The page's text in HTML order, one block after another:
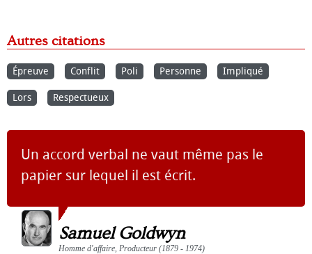
Autres citations
Épreuve Conflit Poli Personne Impliqué
Lors Respectueux
Un accord verbal ne vaut même pas le
papier sur lequel il est écrit.
Samuel Goldwyn
Homme d'affaire, Producteur (1879 - 1974)